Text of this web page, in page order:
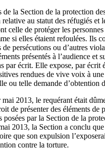
de la Section de la protection
au statut des réfugiés et
celle de protéger les
si elles étaient refoulées. Ils
persécutions ou d’autres
présentés à l’audience
par écrit. Elle expose, par écrit
rendues de vive voix à
ou telle demande d’obtention
2013, le requérant était
de présenter des éléments de
posées par la Section de la
2013, la Section a conclu
que son expulsion
contre la torture.